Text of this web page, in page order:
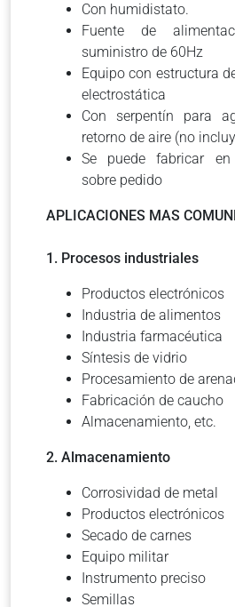
Con humidistato.
Fuente de
suministro de 60Hz
Equipo con estructura
electrostática
Con serpentín para
retorno de aire (no
Se puede fabricar
sobre pedido
APLICACIONES MAS
1. Procesos industriales
Productos electrónicos
Industria de alimentos
Industria farmacéutica
Síntesis de vidrio
Procesamiento de
Fabricación de caucho
Almacenamiento, etc.
2. Almacenamiento
Corrosividad de metal
Productos electrónicos
Secado de carnes
Equipo militar
Instrumento preciso
Semillas